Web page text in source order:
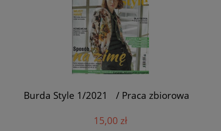
Burda Style 1/2021 / Praca zbiorowa
15,00 zł